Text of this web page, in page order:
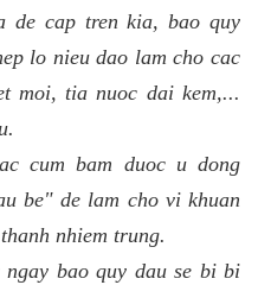
de cap tren kia, bao quy
lo nieu dao lam cho cac
moi, tia nuoc dai kem,...
cum bam duoc u dong
be" de lam cho vi khuan
nhiem trung.
ngay bao quy dau se bi bi